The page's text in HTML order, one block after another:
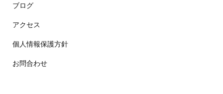
ブログ
アクセス
個人情報保護方針
お問合わせ